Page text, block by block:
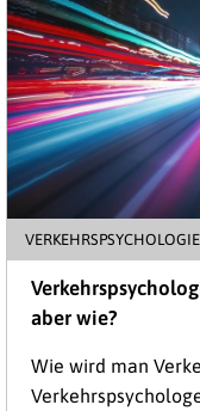
VERKEHRSPSYCHOLOGIE
aber wie?
Wie wird man